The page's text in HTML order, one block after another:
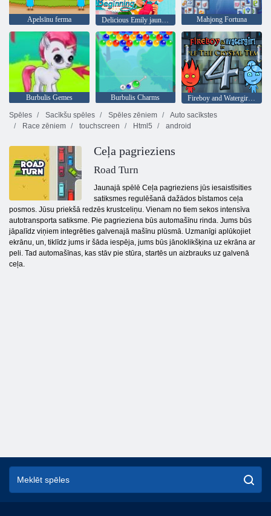
Apelsīnu ferma Delicious Emily jauns sākums Mahjong Fortuna
Burbulis Gemes Burbulis Charms
Fireboy and Watergirl 4: Kristāla templis
Spēles
Sacīkšu spēles Spēles zēniem
Auto sacīkstes
Race zēniem
touchscreen Html5 android
Ceļa pagrieziens
Road Turn
Jaunajā spēlē Ceļa pagrieziens jūs iesaistīsities
satiksmes regulēšanā dažādos bīstamos ceļa
posmos. Jūsu priekšā redzēs krustceliņu. Vienam no tiem sekos intensīva
autotransporta satiksme. Pie pagrieziena būs automašīnu rinda. Jums būs
jāpalīdz viņiem integrēties galvenajā mašīnu plūsmā. Uzmanīgi aplūkojiet
ekrānu, un, tiklīdz jums ir šāda iespēja, jums būs jānoklikšķina uz ekrāna ar
peli. Tad automašīnas, kas stāv pie stūra, startēs un aizbrauks uz galvenā
ceļa.